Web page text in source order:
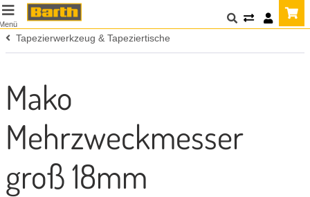
Tapezierwerkzeug & Tapeziertische
Mako
Mehrzweckmesser
groß 18mm